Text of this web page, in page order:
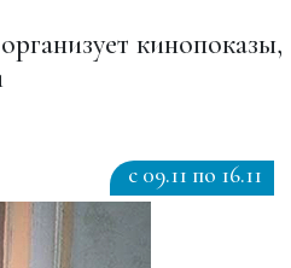
кинопоказы,
c 09.11 по 16.11